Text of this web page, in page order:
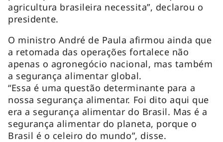
agricultura brasileira necessita”, declarou o
presidente.
O ministro André de Paula afirmou ainda que
a retomada das operações fortalece não
apenas o agronegócio nacional, mas também
a segurança alimentar global.
“Essa é uma questão determinante para a
nossa segurança alimentar. Foi dito aqui que
era a segurança alimentar do Brasil. Mas é a
segurança alimentar do planeta, porque o
Brasil é o celeiro do mundo”, disse.